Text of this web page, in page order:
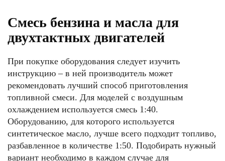
Смесь бензина и масла для
двухтактных двигателей
При покупке оборудования следует изучить
инструкцию – в ней производитель может
рекомендовать лучший способ приготовления
топливной смеси. Для моделей с воздушным
охлаждением используется смесь 1:40.
Оборудованию, для которого используется
синтетическое масло, лучше всего подходит топливо,
разбавленное в количестве 1:50. Подобирать нужный
вариант необходимо в каждом случае для